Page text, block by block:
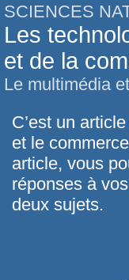
SCIENCES
Les
et de la
Le multimédia
C’est un
et le
article, vous
réponses à
deux sujets.